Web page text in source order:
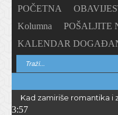
POČETNA
Kolumna
POŠALJITE
KALENDAR
Kad zamiriše romantika i
3:57